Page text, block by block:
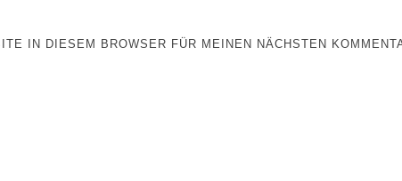
IN DIESEM BROWSER FÜR MEINEN NÄCHSTEN